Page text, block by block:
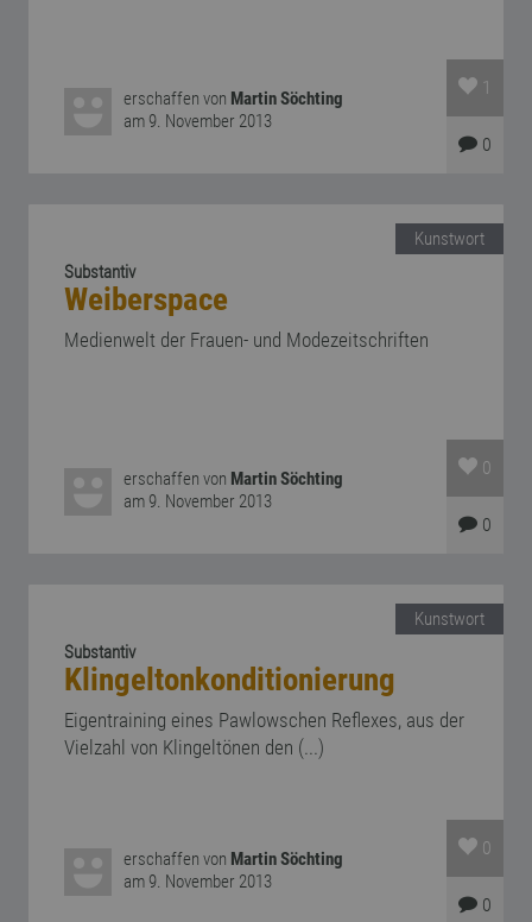
erschaffen von Martin Söchting
am 9. November 2013
1
0
Kunstwort
Substantiv
Weiberspace
Medienwelt der Frauen- und Modezeitschriften
erschaffen von Martin Söchting
am 9. November 2013
0
0
Kunstwort
Substantiv
Klingeltonkonditionierung
Eigentraining eines Pawlowschen Reflexes, aus der
Vielzahl von Klingeltönen den (...)
erschaffen von Martin Söchting
am 9. November 2013
0
0